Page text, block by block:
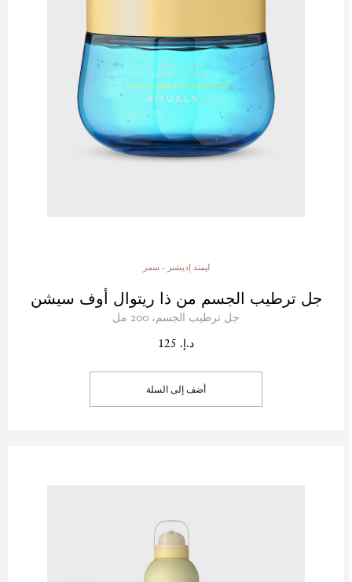
ليمتد إديشنز - سمر
جل ترطيب الجسم من ذا ريتوال أوف سيشن
جل ترطيب الجسم، 200 مل
د.إ. 125
أضف إلى السلة